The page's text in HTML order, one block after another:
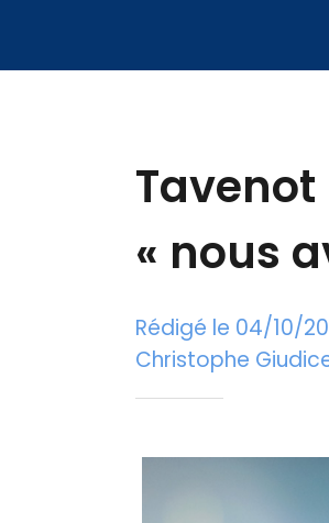
« nous
Rédigé le 04/10/
Christophe